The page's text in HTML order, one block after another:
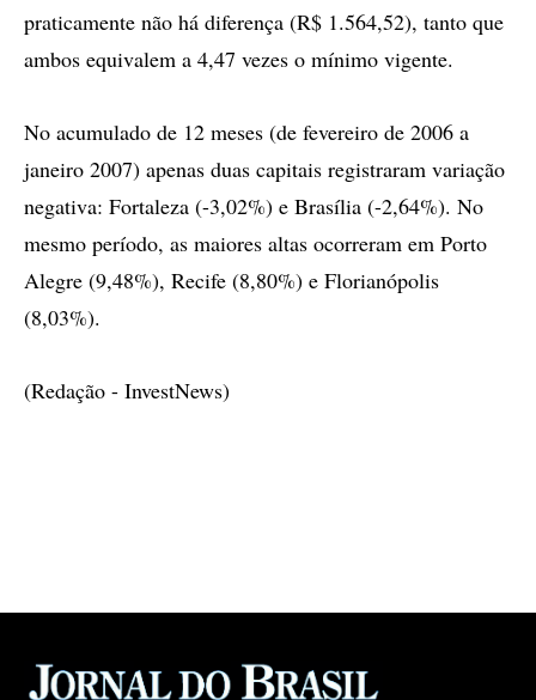
praticamente não há diferença (R$ 1.564,52), tanto que
ambos equivalem a 4,47 vezes o mínimo vigente.
No acumulado de 12 meses (de fevereiro de 2006 a
janeiro 2007) apenas duas capitais registraram variação
negativa: Fortaleza (-3,02%) e Brasília (-2,64%). No
mesmo período, as maiores altas ocorreram em Porto
Alegre (9,48%), Recife (8,80%) e Florianópolis
(8,03%).
(Redação - InvestNews)